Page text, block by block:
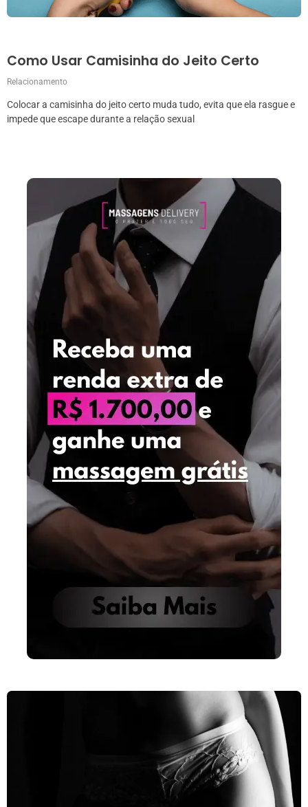
Como Usar Camisinha do Jeito Certo
Relacionamento
Colocar a camisinha do jeito certo muda tudo, evita que ela rasgue e
impede que escape durante a relação sexual